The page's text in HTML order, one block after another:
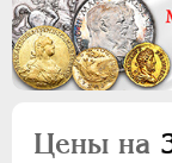
Цены на
ПОЛКОПЕЙКИ
2 КОПЕЙКИ